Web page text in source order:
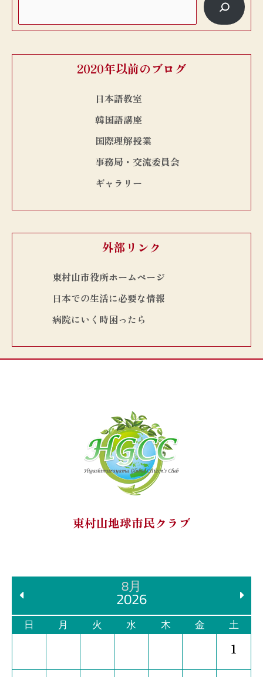
2020年以前のブログ
日本語教室
韓国語講座
国際理解授業
事務局・交流委員会
ギャラリー
外部リンク
東村山市役所ホームページ
日本での生活に必要な情報
病院にいく時困ったら
東村山地球市民クラブ
8月
2026
日 月 火 水 木 金 土
1